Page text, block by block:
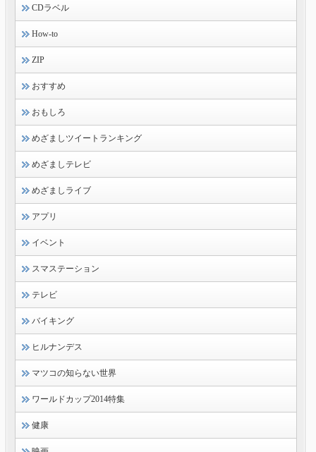
CDラベル
How-to
ZIP
おすすめ
おもしろ
めざましツイートランキング
めざましテレビ
めざましライブ
アプリ
イベント
スマステーション
テレビ
バイキング
ヒルナンデス
マツコの知らない世界
ワールドカップ2014特集
健康